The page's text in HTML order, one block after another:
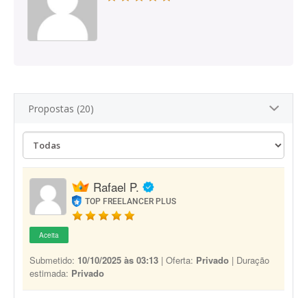
Propostas (20)
Rafael P.
TOP FREELANCER PLUS
Aceita
Submetido: 10/10/2025 às 03:13 | Oferta: Privado | Duração
estimada: Privado